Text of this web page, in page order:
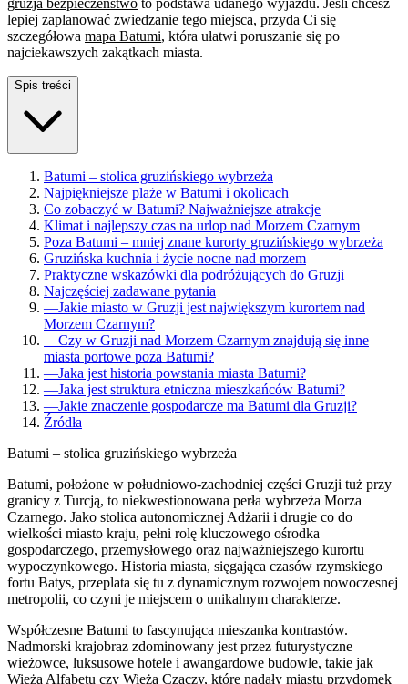
lepiej zaplanować zwiedzanie tego miejsca, przyda Ci się
szczegółowa mapa Batumi, która ułatwi poruszanie się po
najciekawszych zakątkach miasta.
Spis treści
Batumi – stolica gruzińskiego wybrzeża
Najpiękniejsze plaże w Batumi i okolicach
Co zobaczyć w Batumi? Najważniejsze atrakcje
Klimat i najlepszy czas na urlop nad Morzem Czarnym
Poza Batumi – mniej znane kurorty gruzińskiego wybrzeża
Gruzińska kuchnia i życie nocne nad morzem
Praktyczne wskazówki dla podróżujących do Gruzji
Najczęściej zadawane pytania
—Jakie miasto w Gruzji jest największym kurortem nad
Morzem Czarnym?
—Czy w Gruzji nad Morzem Czarnym znajdują się inne
miasta portowe poza Batumi?
—Jaka jest historia powstania miasta Batumi?
—Jaka jest struktura etniczna mieszkańców Batumi?
—Jakie znaczenie gospodarcze ma Batumi dla Gruzji?
Źródła
Batumi – stolica gruzińskiego wybrzeża
Batumi, położone w południowo-zachodniej części Gruzji tuż przy
granicy z Turcją, to niekwestionowana perła wybrzeża Morza
Czarnego. Jako stolica autonomicznej Adżarii i drugie co do
wielkości miasto kraju, pełni rolę kluczowego ośrodka
gospodarczego, przemysłowego oraz najważniejszego kurortu
wypoczynkowego. Historia miasta, sięgająca czasów rzymskiego
fortu Batys, przeplata się tu z dynamicznym rozwojem nowoczesnej
metropolii, co czyni je miejscem o unikalnym charakterze.
Współczesne Batumi to fascynująca mieszanka kontrastów.
Nadmorski krajobraz zdominowany jest przez futurystyczne
wieżowce, luksusowe hotele i awangardowe budowle, takie jak
Wieża Alfabetu czy Wieża Czaczy, które nadały miastu przydomek